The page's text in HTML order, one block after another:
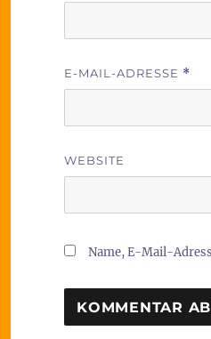
E-MAIL-ADRESSE *
WEBSITE
Name, E-Mail-